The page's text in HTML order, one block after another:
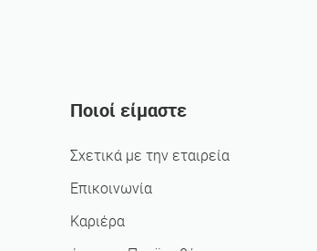
Ποιοί είμαστε
Σχετικά με την εταιρεία
Επικοινωνία
Καριέρα